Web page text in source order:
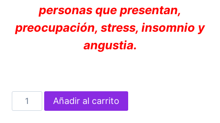
personas que presentan,
preocupación, stress, insomnio y
angustia.
ANSIOKROL
TRANQUILIZANTE
Añadir al carrito